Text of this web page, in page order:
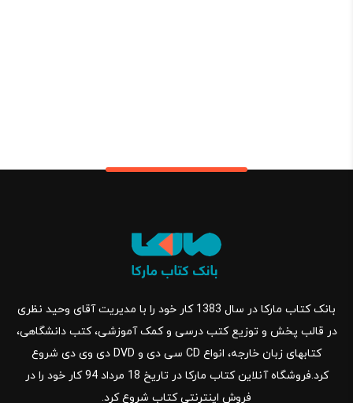
بانک کتاب مارکا در سال 1383 کار خود را با مدیریت آقای وحید نظری
در قالب پخش و توزیع کتب درسی و کمک آموزشی، کتب دانشگاهی،
کتابهای زبان خارجه، انواع CD سی دی و DVD دی وی دی شروع
کرد.فروشگاه آنلاین کتاب مارکا در تاریخ 18 مرداد 94 کار خود را در
فروش اینترنتی کتاب شروع کرد.